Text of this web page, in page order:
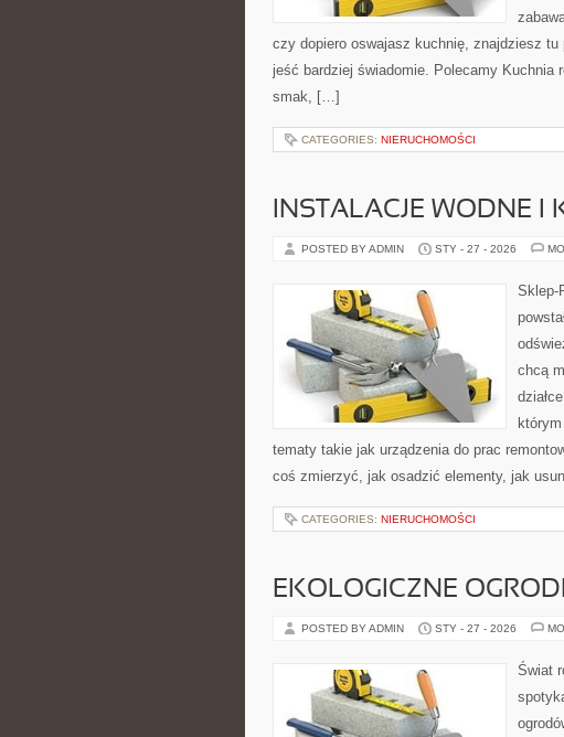
czy dopiero oswajasz kuchnię, znajdziesz
jeść bardziej świadomie. Polecamy
smak, […]
CATEGORIES: NIERUCHOMOŚCI
INSTALACJE WODNE I
POSTED BY ADMIN STY - 27 - 2026
Sklep-
chcą
tematy takie jak urządzenia do prac
coś zmierzyć, jak osadzić elementy, jak
CATEGORIES: NIERUCHOMOŚCI
EKOLOGICZNE
POSTED BY ADMIN STY - 27 - 2026
Świat